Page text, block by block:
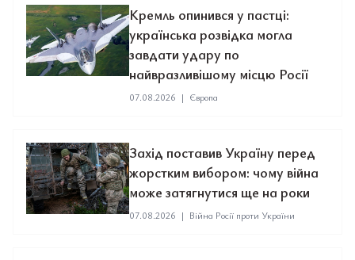
Кремль опинився у пастці:
українська розвідка могла
завдати удару по
найвразливішому місцю Росії
07.08.2026 | Європа
Захід поставив Україну перед
жорстким вибором: чому війна
може затягнутися ще на роки
07.08.2026 | Війна Росії проти України